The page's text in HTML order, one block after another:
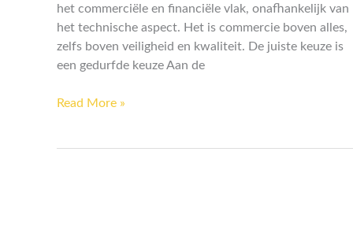
het commerciële en financiële vlak, onafhankelijk van
het technische aspect. Het is commercie boven alles,
zelfs boven veiligheid en kwaliteit. De juiste keuze is
een gedurfde keuze Aan de
Read More »